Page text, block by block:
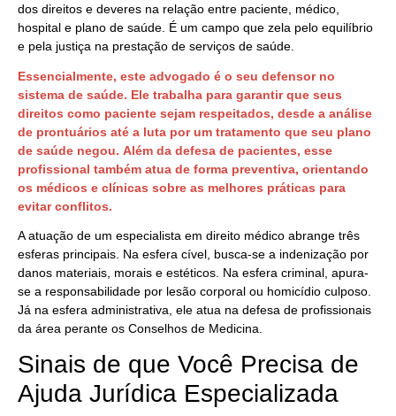
dos direitos e deveres na relação entre paciente, médico,
hospital e plano de saúde. É um campo que zela pelo equilíbrio
e pela justiça na prestação de serviços de saúde.
Essencialmente, este advogado é o seu defensor no
sistema de saúde. Ele trabalha para garantir que seus
direitos como paciente sejam respeitados, desde a análise
de prontuários até a luta por um tratamento que seu plano
de saúde negou. Além da defesa de pacientes, esse
profissional também atua de forma preventiva, orientando
os médicos e clínicas sobre as melhores práticas para
evitar conflitos.
A atuação de um especialista em direito médico abrange três
esferas principais. Na esfera cível, busca-se a indenização por
danos materiais, morais e estéticos. Na esfera criminal, apura-
se a responsabilidade por lesão corporal ou homicídio culposo.
Já na esfera administrativa, ele atua na defesa de profissionais
da área perante os Conselhos de Medicina.
Sinais de que Você Precisa de
Ajuda Jurídica Especializada